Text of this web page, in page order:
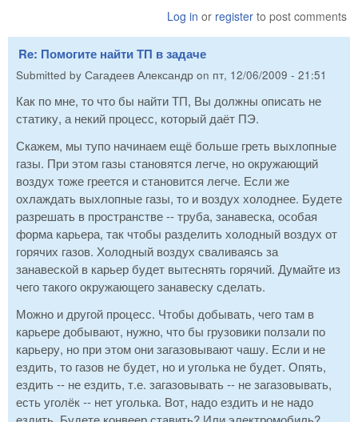
Log in or register to post comments
Re: Помогите найти ТП в задаче
Submitted by Сагадеев Александр on пт, 12/06/2009 - 21:51
Как по мне, то что бы найти ТП, Вы должны описать не
статику, а некий процесс, который даёт ПЭ.
Скажем, мы тупо начинаем ещё больше греть выхлопные
газы. При этом газы становятся легче, но окружающий
воздух тоже греется и становится легче. Если же
охлаждать выхлопные газы, то и воздух холоднее. Будете
разрешать в пространстве -- труба, занавеска, особая
форма карьера, так чтобы разделить холодный воздух от
горячих газов. Холодный воздух сваливаясь за
занавеской в карьер будет вытеснять горячий. Думайте из
чего такого окружающего занавеску сделать.
Можно и другой процесс. Чтобы добывать, чего там в
карьере добывают, нужно, что бы грузовики ползали по
карьеру, но при этом они загазовывают чашу. Если и не
ездить, то газов не будет, но и уголька не будет. Опять,
ездить -- не ездить, т.е. загазовывать -- не загазовывать,
есть уголёк -- нет уголька. Вот, надо ездить и не надо